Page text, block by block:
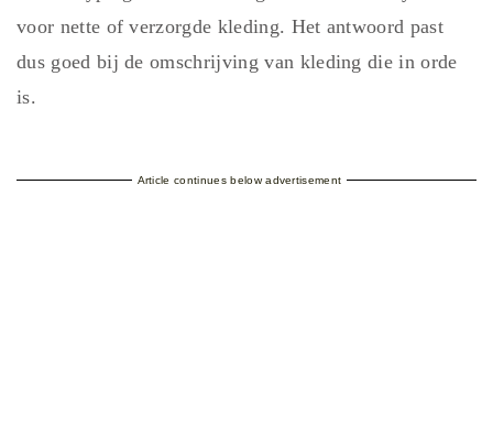
voor nette of verzorgde kleding. Het antwoord past
dus goed bij de omschrijving van kleding die in orde
is.
Article continues below advertisement